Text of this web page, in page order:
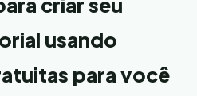
usando
para você